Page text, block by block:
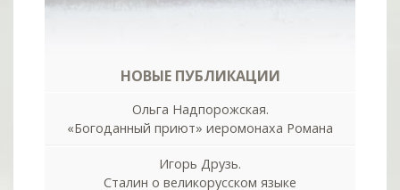
НОВЫЕ ПУБЛИКАЦИИ
Ольга Надпорожская.
«Богоданный приют» иеромонаха Романа
Игорь Друзь.
Сталин о великорусском языке